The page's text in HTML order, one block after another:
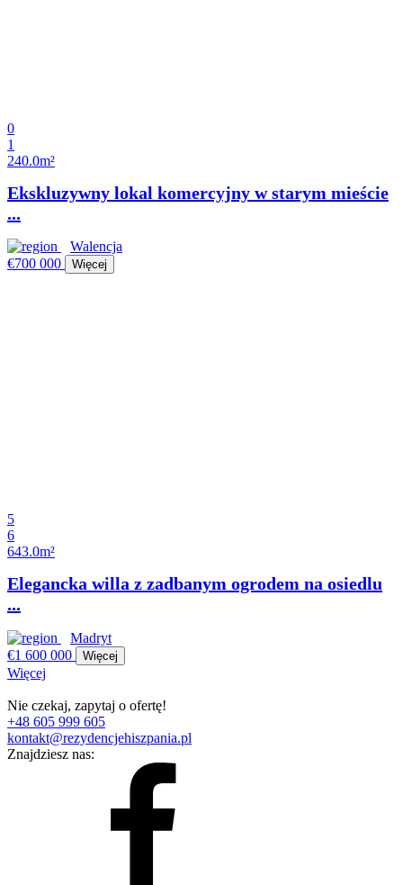
0
1
240.0m²
Ekskluzywny lokal komercyjny w starym mieście
...
Walencja
€700 000
Więcej
5
6
643.0m²
Elegancka willa z zadbanym ogrodem na osiedlu
...
Madryt
€1 600 000
Więcej
Więcej
Nie czekaj, zapytaj o ofertę!
+48 605 999 605
kontakt@rezydencjehiszpania.pl
Znajdziesz nas: